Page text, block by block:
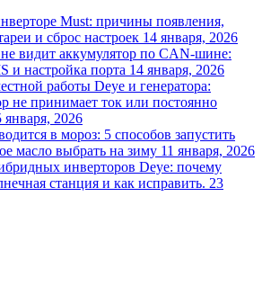
Must: причины появления,
и сброс настроек 14 января, 2026
видит аккумулятор по CAN-шине:
и настройка порта 14 января, 2026
работы Deye и генератора:
не принимает ток или постоянно
января, 2026
в мороз: 5 способов запустить
масло выбрать на зиму 11 января, 2026
инверторов Deye: почему
станция и как исправить. 23